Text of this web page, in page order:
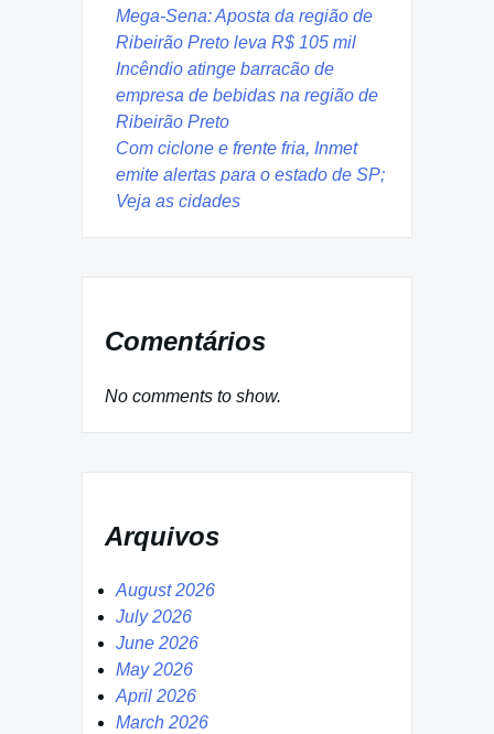
Mega-Sena: Aposta da região de
Ribeirão Preto leva R$ 105 mil
Incêndio atinge barracão de
empresa de bebidas na região de
Ribeirão Preto
Com ciclone e frente fria, Inmet
emite alertas para o estado de SP;
Veja as cidades
Comentários
No comments to show.
Arquivos
August 2026
July 2026
June 2026
May 2026
April 2026
March 2026